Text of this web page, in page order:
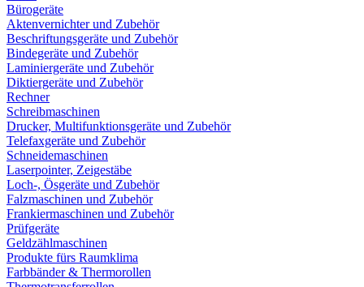
Bürogeräte
Aktenvernichter und Zubehör
Beschriftungsgeräte und Zubehör
Bindegeräte und Zubehör
Laminiergeräte und Zubehör
Diktiergeräte und Zubehör
Rechner
Schreibmaschinen
Drucker, Multifunktionsgeräte und Zubehör
Telefaxgeräte und Zubehör
Schneidemaschinen
Laserpointer, Zeigestäbe
Loch-, Ösgeräte und Zubehör
Falzmaschinen und Zubehör
Frankiermaschinen und Zubehör
Prüfgeräte
Geldzählmaschinen
Produkte fürs Raumklima
Farbbänder & Thermorollen